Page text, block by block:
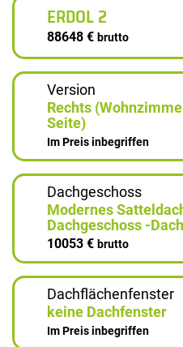
ERDOL 2
88648 € brutto
Version
Rechts
Seite)
Im Preis inbegriffen
Dachgeschoss
Modernes
Dachgeschoss -
10053 € brutto
Dachflächenfenster
keine Dachfenster
Im Preis inbegriffen